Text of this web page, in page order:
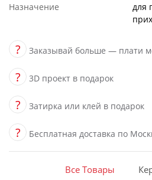
Назначение
для
? Заказывай больше — плати
? 3D проект в подарок
? Затирка или клей в подарок
? Бесплатная доставка по
Все Товары